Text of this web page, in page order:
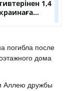
погибла после
дома
Аллею дружбы